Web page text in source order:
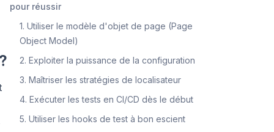
pour réussir
1. Utiliser le modèle d'objet de page (Page
Object Model)
2. Exploiter la puissance de la configuration
3. Maîtriser les stratégies de localisateur
4. Exécuter les tests en CI/CD dès le début
5. Utiliser les hooks de test à bon escient